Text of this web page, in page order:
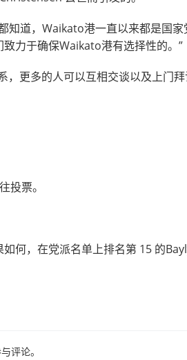
知道，Waikato港一直以来都是国家
力于确保Waikato港有选择性的。”
，更多的人可以互相交谈以及上门
投票。
何，在党派名单上排名第 15 的
评论。